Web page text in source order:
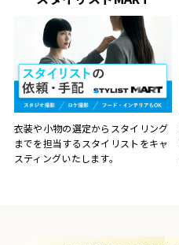
衣装や小物の選定からスタイリング
までを担当するスタイリストをキャ
スティングいたします。